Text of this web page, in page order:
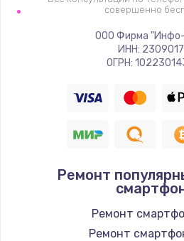
Ремонт
1200
Чистка от
1060 руб.
совершенно
ООО Фирма
ИНН:
ОГРН:
Ремонт
Ремонт
Ремонт